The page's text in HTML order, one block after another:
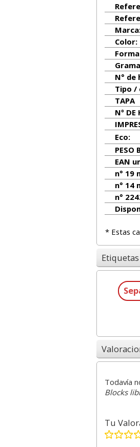
Color:
N° de
Tipo /
TAPA
Nº DE
Eco:
PESO
EAN
n° 19
n° 14
n°
* Estas
Todavía
Blocks
Tu